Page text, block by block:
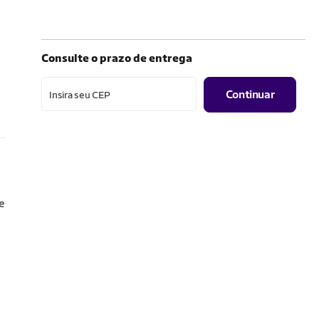
Consulte o prazo de entrega
Insira seu CEP Continuar